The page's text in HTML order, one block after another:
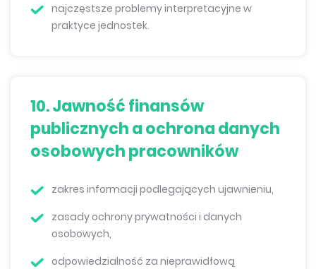
najczęstsze problemy interpretacyjne w
praktyce jednostek.
10. Jawność finansów
publicznych a ochrona danych
osobowych pracowników
zakres informacji podlegających ujawnieniu,
zasady ochrony prywatności i danych
osobowych,
odpowiedzialność za nieprawidłową